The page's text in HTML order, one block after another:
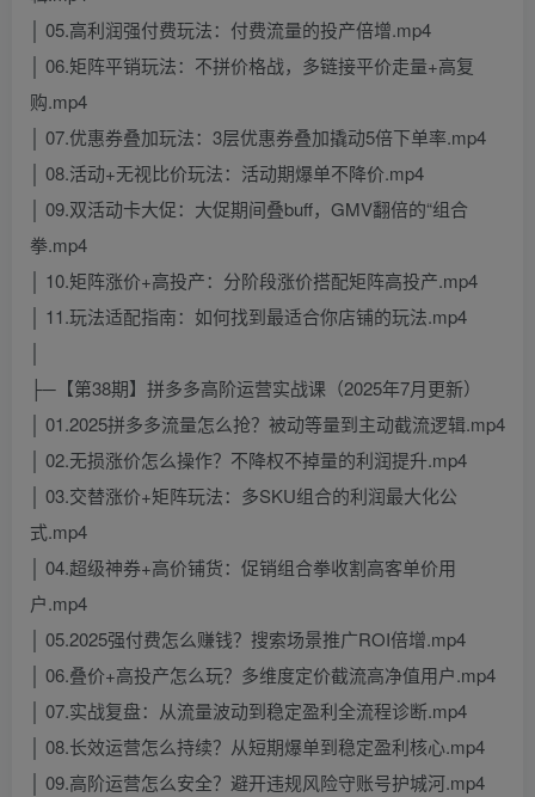
│ 05.高利润强付费玩法：付费流量的投产倍增.mp4
│ 06.矩阵平销玩法：不拼价格战，多链接平价走量+高复
购.mp4
│ 07.优惠券叠加玩法：3层优惠券叠加撬动5倍下单率.mp4
│ 08.活动+无视比价玩法：活动期爆单不降价.mp4
│ 09.双活动卡大促：大促期间叠buff，GMV翻倍的“组合
拳.mp4
│ 10.矩阵涨价+高投产：分阶段涨价搭配矩阵高投产.mp4
│ 11.玩法适配指南：如何找到最适合你店铺的玩法.mp4
├─【第38期】拼多多高阶运营实战课（2025年7月更新）
│ 01.2025拼多多流量怎么抢？被动等量到主动截流逻辑.mp4
│ 02.无损涨价怎么操作？不降权不掉量的利润提升.mp4
│ 03.交替涨价+矩阵玩法：多SKU组合的利润最大化公
式.mp4
│ 04.超级神券+高价铺货：促销组合拳收割高客单价用
户.mp4
│ 05.2025强付费怎么赚钱？搜索场景推广ROI倍增.mp4
│ 06.叠价+高投产怎么玩？多维度定价截流高净值用户.mp4
│ 07.实战复盘：从流量波动到稳定盈利全流程诊断.mp4
│ 08.长效运营怎么持续？从短期爆单到稳定盈利核心.mp4
│ 09.高阶运营怎么安全？避开违规风险守账号护城河.mp4